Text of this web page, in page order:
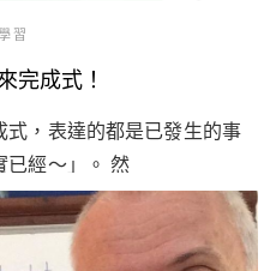
習
完成式！
，表達的都是已發生的事
已經～」。 然